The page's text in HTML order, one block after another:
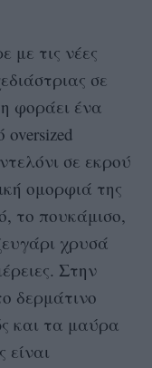
με τις νέες
σε
φοράει ένα
σε εκρού
ομορφιά της
το πουκάμισο,
χρυσά
Στην
δερμάτινο
και τα μαύρα